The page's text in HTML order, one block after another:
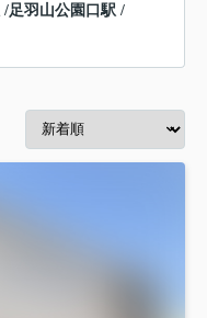
/足羽山公園口駅 /